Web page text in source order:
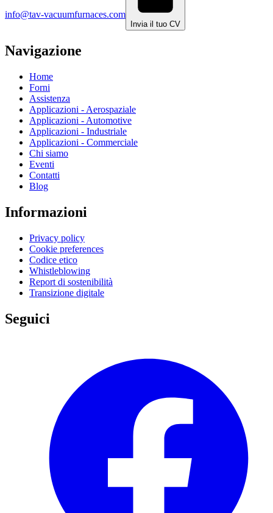
info@tav-vacuumfurnaces.com
Invia il tuo CV
Navigazione
Home
Forni
Assistenza
Applicazioni - Aerospaziale
Applicazioni - Automotive
Applicazioni - Industriale
Applicazioni - Commerciale
Chi siamo
Eventi
Contatti
Blog
Informazioni
Privacy policy
Cookie preferences
Codice etico
Whistleblowing
Report di sostenibilità
Transizione digitale
Seguici